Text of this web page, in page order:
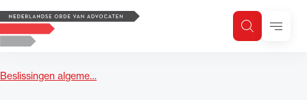
Logo, to the homepage
ZoekenMenu
Beslissingen algeme…
Zoeken
Zoek op trefwoord